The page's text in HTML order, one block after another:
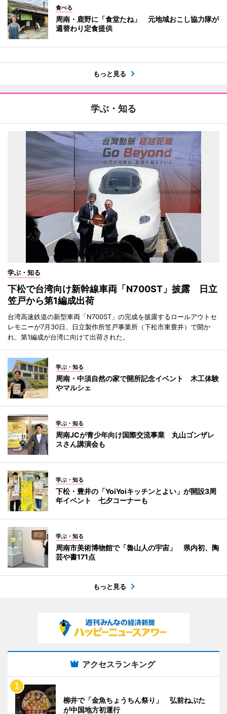
食べる
周南・鹿野に「食堂たね」 元地域おこし協力隊が
週替わり定食提供
もっと見る
学ぶ・知る
学ぶ・知る
下松で台湾向け新幹線車両「N700ST」披露 日立
笠戸から第1編成出荷
台湾高速鉄道の新型車両「N700ST」の完成を披露するロールアウトセ
レモニーが7月30日、日立製作所笠戸事業所（下松市東豊井）で開か
れ、第1編成が台湾に向けて出荷された。
学ぶ・知る
周南・中須自然の家で開所記念イベント 木工体験
やマルシェ
学ぶ・知る
周南JCが青少年向け国際交流事業 丸山ゴンザレ
スさん講演会も
学ぶ・知る
下松・豊井の「YoiYoiキッチンとよい」が開設3周
年イベント 七夕コーナーも
学ぶ・知る
周南市美術博物館で「魯山人の宇宙」 県内初、陶
芸や書171点
もっと見る
アクセスランキング
柳井で「金魚ちょうちん祭り」 弘前ねぷた
が中国地方初運行